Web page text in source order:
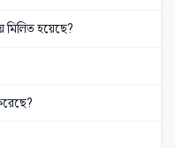
মিলিত হয়েছে?